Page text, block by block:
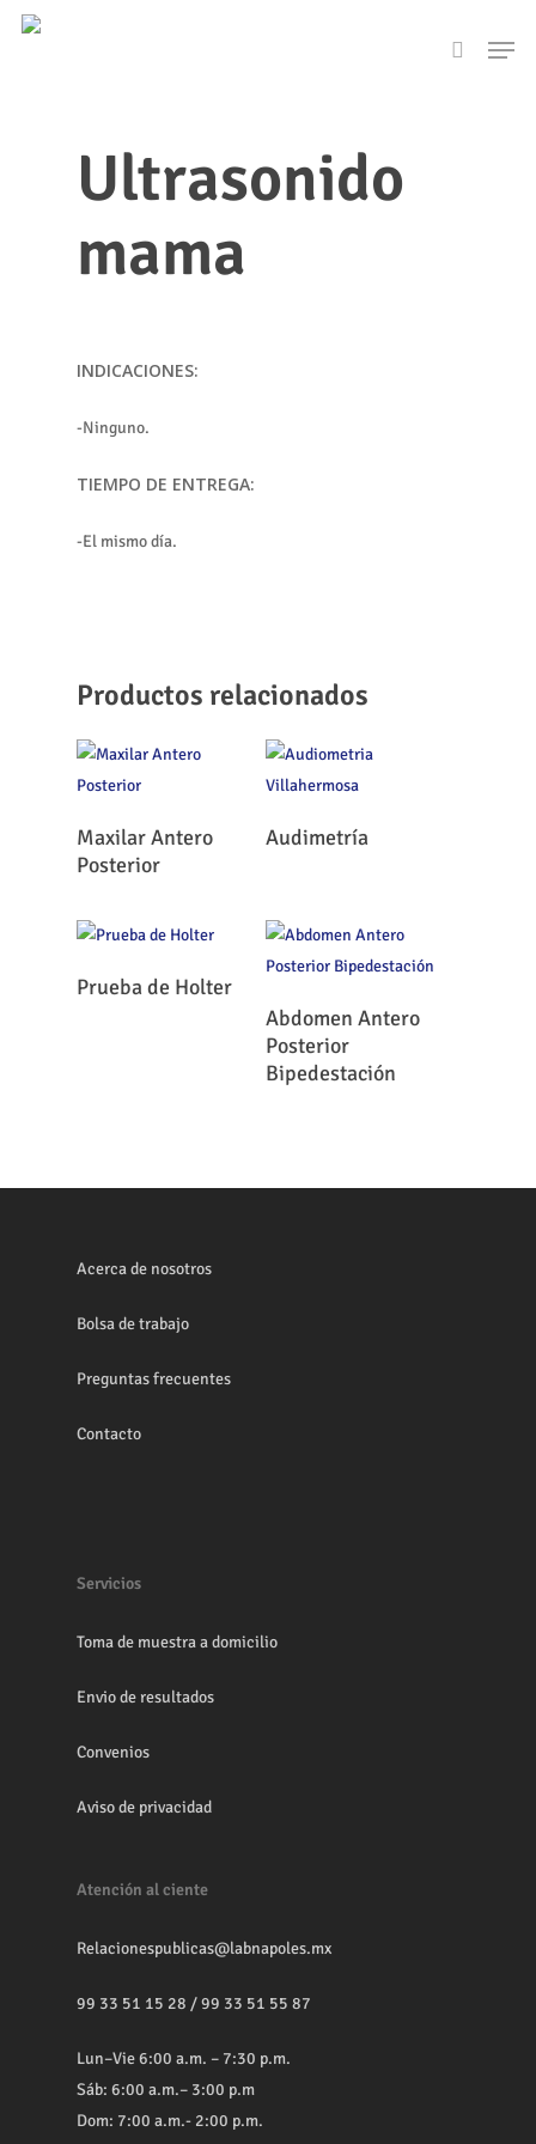
Skip
search
Ultrasonido
mama
INDICACIONES:
-Ninguno.
TIEMPO DE ENTREGA:
-El mismo día.
Productos relacionados
Leer Más
Maxilar Antero
Posterior
Leer Más
Audimetría
Leer Más
Prueba de Holter
Leer Más
Abdomen Antero
Posterior
Bipedestación
Acerca de nosotros
Bolsa de trabajo
Preguntas frecuentes
Contacto
Servicios
Toma de muestra a domicilio
Envio de resultados
Convenios
Aviso de privacidad
Atención al ciente
Relacionespublicas@labnapoles.mx
99 33 51 15 28 /99 33 51 55 87
Lun–Vie 6:00 a.m. – 7:30 p.m.
Sáb: 6:00 a.m.– 3:00 p.m
Dom: 7:00 a.m.- 2:00 p.m.